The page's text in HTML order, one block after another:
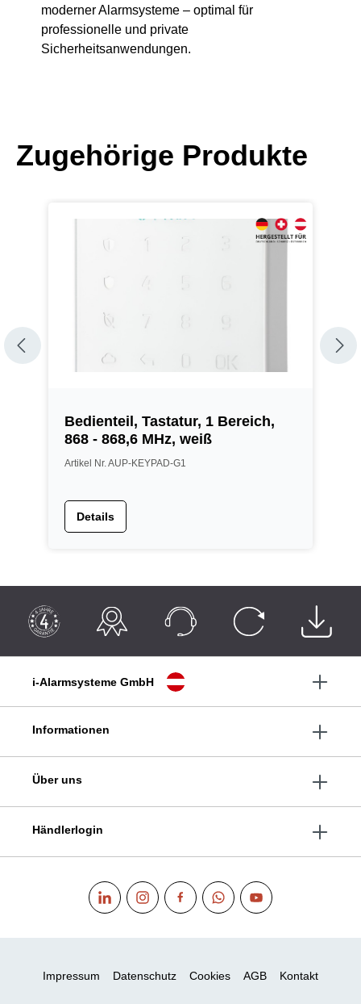
moderner Alarmsysteme – optimal für
professionelle und private
Sicherheitsanwendungen.
Zugehörige Produkte
Bedienteil, Tastatur, 1 Bereich,
868 - 868,6 MHz, weiß
Artikel Nr. AUP-KEYPAD-G1
Details
i-Alarmsysteme GmbH
Informationen
Über uns
Händlerlogin
Impressum Datenschutz Cookies AGB Kontakt